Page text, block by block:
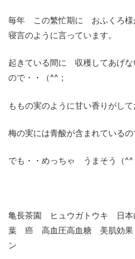
毎年 この繁忙期に おふくろ様
寝言のように言っています。
起きている間に 収穫してあげ
ので・・（^^；
ももの実のように甘い香りがし
梅の実には青酸が含まれている
でも・・めっちゃ うまそう（^^
亀長茶園 ヒュウガトウキ 日
葉 癌 高血圧高血糖 美肌効果
ン